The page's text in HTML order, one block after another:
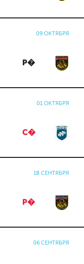
09 ОКТЯБРЯ
Р�
01 ОКТЯБРЯ
С�
18 СЕНТЯБРЯ
Р�
06 СЕНТЯБРЯ